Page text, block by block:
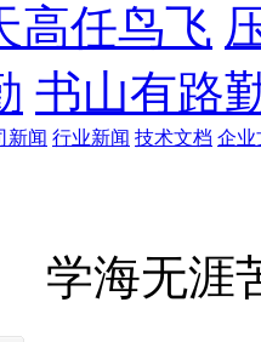
高任鸟飞
书山有路
新闻 行业新闻 技术文档 企业
学海无涯